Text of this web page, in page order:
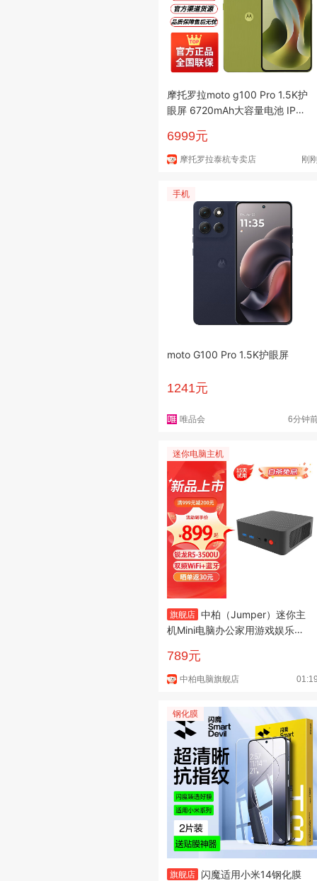
摩托罗拉moto g100 Pro 1.5K护
眼屏 6720mAh大容量电池 IP68
青12+256
6999元
摩托罗拉泰杭专卖店 刚
手机
moto G100 Pro 1.5K护眼屏
1241元
唯品会 6分钟
迷你电脑主机
旗舰店 中柏（Jumper）迷你主
机Mini电脑办公家用游戏娱乐A
mini机箱小型主机台式机电脑 准
系统（无内存硬盘系统）
789元
中柏电脑旗舰店
钢化膜
旗舰店
闪魔适用小米14钢化膜